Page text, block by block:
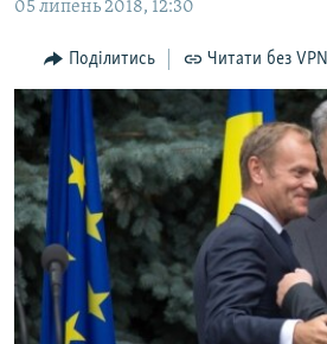
Перейти
пошуку
ПОГЛЯД
ІНТЕРВ'Ю
ВСЕ ЗА ДЕНЬ
СПЕЦПРОЕКТИ
ДЕПОРТАЦІЯ
ВІДЕОУРОКИ «ELIFBE»
СВІДЧЕННЯ ОКУПАЦІЇ
УКРАЇНСЬКА ПРОБЛЕМА КРИМУ
ЯК ОБІЙТИ БЛОКУВАННЯ
Русский
Qırımtatar
05 липень 2018, 12:30
Поділитись Читати без VPN